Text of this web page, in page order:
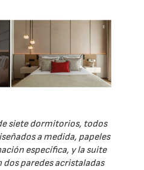
siete dormitorios, todos
a medida, papeles
específica, y la suite
paredes acristaladas